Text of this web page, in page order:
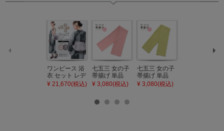
ワンピース 浴
衣 セット レデ
ィース 吸水速
乾 ポリエステ
¥ 21,670(税込)
七五三 女の子
帯揚げ 単品
「灰桃色」日
本製 7歳 女児
びあげ 和装 着
¥ 3,080(税込)
七五三 女の子
帯揚げ 単品
「若葉色」日
本製 7歳 女児
¥ 3,080(税込)